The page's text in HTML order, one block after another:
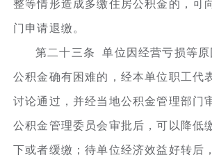
整等情形造成多缴住房公积金的，可
门申请退缴。
第二十三条 单位因经营亏损等原
公积金确有困难的，经本单位职工代
讨论通过，并经当地公积金管理部门
公积金管理委员会审批后，可以降低
下或者缓缴；待单位经济效益好转后